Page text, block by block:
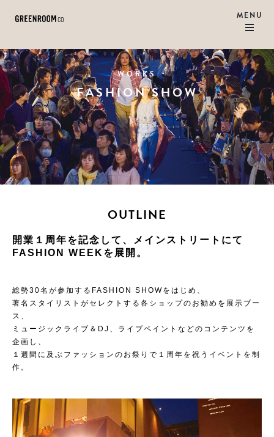
WORKS
FASHION SHOW
OUTLINE
開業１周年を記念して、メインストリートにて
FASHION WEEKを展開。
総勢30名が参加するFASHION SHOWをはじめ、
著名スタイリストがセレクトする各ショップのお勧めを展示ブー
ス、
ミュージックライブ＆DJ、ライブペイントなどのコンテンツを
企画し、
１週間に及ぶファッションのお祭りで１周年を祝うイベントを制
作。